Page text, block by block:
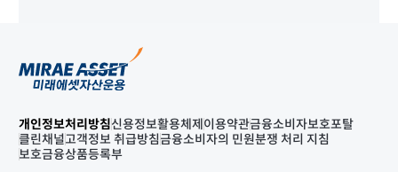
개인정보처리방침신용정보활용체제 이용약관금융소비자보호포탈
클린채널고객정보 취급방침금융소비자의 민원분쟁 처리 지침
보호금융상품등록부